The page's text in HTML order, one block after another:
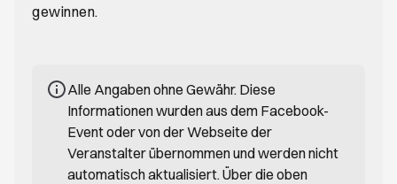
gewinnen.
Alle Angaben ohne Gewähr. Diese
Informationen wurden aus dem Facebook-
Event oder von der Webseite der
Veranstalter übernommen und werden nicht
automatisch aktualisiert. Über die oben